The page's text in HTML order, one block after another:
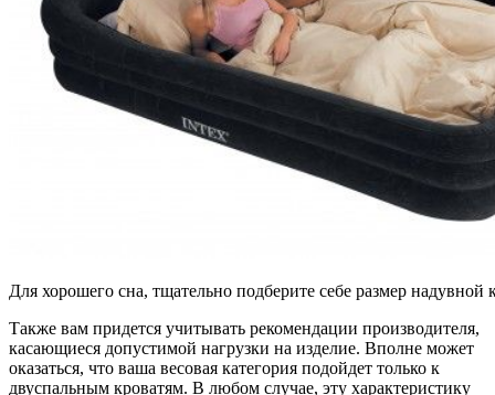
Для хорошего сна, тщательно подберите себе размер надувной
Также вам придется учитывать рекомендации производителя,
касающиеся допустимой нагрузки на изделие. Вполне может
оказаться, что ваша весовая категория подойдет только к
двуспальным кроватям. В любом случае, эту характеристику